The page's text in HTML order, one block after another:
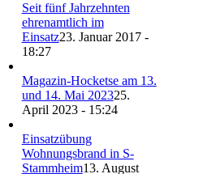
Seit fünf Jahrzehnten
ehrenamtlich im
Einsatz23. Januar 2017 -
18:27
Magazin-Hocketse am 13.
und 14. Mai 202325.
April 2023 - 15:24
Einsatzübung
Wohnungsbrand in S-
Stammheim13. August